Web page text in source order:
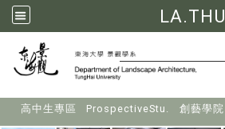
LA.THU
高中生專區 ProspectiveStu. 創藝學院